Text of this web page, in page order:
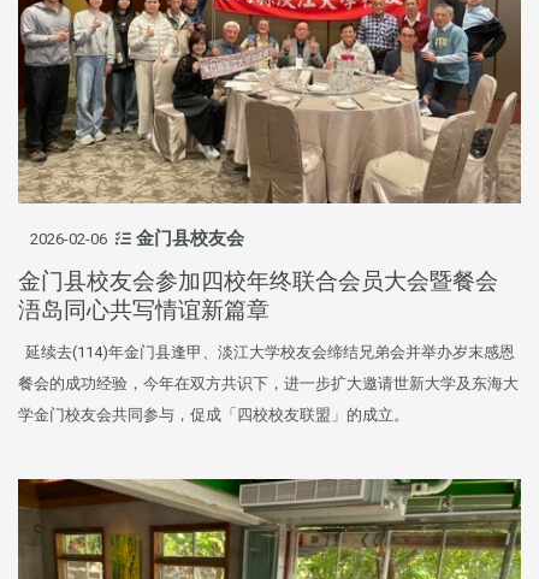
2026-02-06 金门县校友会
金门县校友会参加四校年终联合会员大会暨餐会
浯岛同心共写情谊新篇章
延续去(114)年金门县逢甲、淡江大学校友会缔结兄弟会并举办岁末感恩
餐会的成功经验，今年在双方共识下，进一步扩大邀请世新大学及东海大
学金门校友会共同参与，促成「四校校友联盟」的成立。